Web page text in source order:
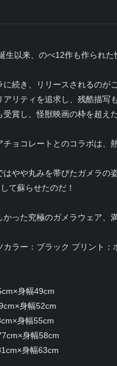
生以来、のべ12作も作られた
に続き、リリースされるのが
アリティを追求し、残酷描写
受賞し、怪獣映画の枠を超え
チョコレートとのコラボは、
はやや丸みを帯びたガメラの
て蘇らせたのだ！
かった究極のガメラウェア、
カラー：ブラック プリント：
身幅49cm
身幅52cm
身幅55cm
身幅58cm
身幅63cm